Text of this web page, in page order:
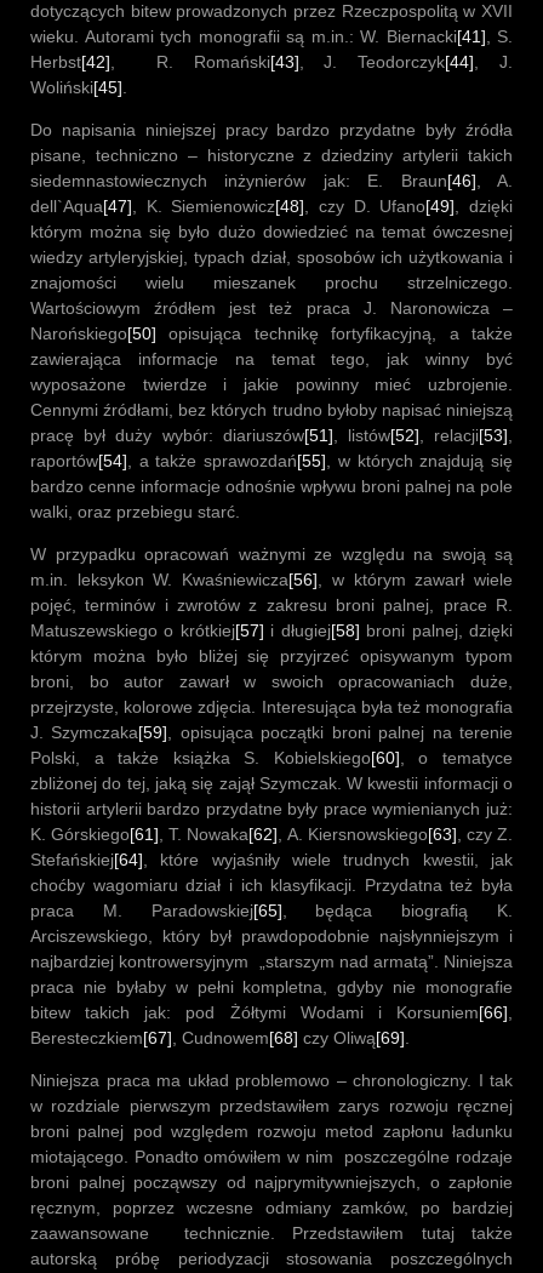
dotyczących bitew prowadzonych przez Rzeczpospolitą w XVII
wieku. Autorami tych monografii są m.in.: W. Biernacki[41] , S.
Herbst[42] , R. Romański[43] , J. Teodorczyk[44] , J.
Woliński[45]
Do napisania niniejszej pracy bardzo przydatne były źródła
pisane, techniczno – historyczne z dziedziny artylerii takich
siedemnastowiecznych inżynierów jak: E. Braun[46] , A.
dell`Aqua[47] , K. Siemienowicz[48] , czy D. Ufano[49] , dzięki
którym można się było dużo dowiedzieć na temat ówczesnej
wiedzy artyleryjskiej, typach dział, sposobów ich użytkowania i
znajomości wielu mieszanek prochu strzelniczego.
Wartościowym źródłem jest też praca J. Naronowicza –
Narońskiego[50] opisująca technikę fortyfikacyjną, a także
zawierająca informacje na temat tego, jak winny być
wyposażone twierdze i jakie powinny mieć uzbrojenie.
Cennymi źródłami, bez których trudno byłoby napisać niniejszą
pracę był duży wybór: diariuszów[51] , listów[52] , relacji[53]
raportów[54] , a także sprawozdań[55] , w których znajdują się
bardzo cenne informacje odnośnie wpływu broni palnej na pole
walki, oraz przebiegu starć.
W przypadku opracowań ważnymi ze względu na swoją są
m.in. leksykon W. Kwaśniewicza[56] , w którym zawarł wiele
pojęć, terminów i zwrotów z zakresu broni palnej, prace R.
Matuszewskiego o krótkiej[57] i długiej[58] broni palnej, dzięki
którym można było bliżej się przyjrzeć opisywanym typom
broni, bo autor zawarł w swoich opracowaniach duże,
przejrzyste, kolorowe zdjęcia. Interesująca była też monografia
J. Szymczaka[59] , opisująca początki broni palnej na terenie
Polski, a także książka S. Kobielskiego[60] , o tematyce
zbliżonej do tej, jaką się zajął Szymczak. W kwestii informacji o
historii artylerii bardzo przydatne były prace wymienianych już:
K. Górskiego[61] , T. Nowaka[62] , A. Kiersnowskiego[63] , czy Z.
Stefańskiej[64] , które wyjaśniły wiele trudnych kwestii, jak
choćby wagomiaru dział i ich klasyfikacji. Przydatna też była
praca M. Paradowskiej[65] , będąca biografią K.
Arciszewskiego, który był prawdopodobnie najsłynniejszym i
najbardziej kontrowersyjnym „starszym nad armatą”. Niniejsza
praca nie byłaby w pełni kompletna, gdyby nie monografie
bitew takich jak: pod Żółtymi Wodami i Korsuniem[66]
Beresteczkiem[67] , Cudnowem[68] czy Oliwą[69]
Niniejsza praca ma układ problemowo – chronologiczny. I tak
w rozdziale pierwszym przedstawiłem zarys rozwoju ręcznej
broni palnej pod względem rozwoju metod zapłonu ładunku
miotającego. Ponadto omówiłem w nim poszczególne rodzaje
broni palnej począwszy od najprymitywniejszych, o zapłonie
ręcznym, poprzez wczesne odmiany zamków, po bardziej
zaawansowane technicznie. Przedstawiłem tutaj także
autorską próbę periodyzacji stosowania poszczególnych